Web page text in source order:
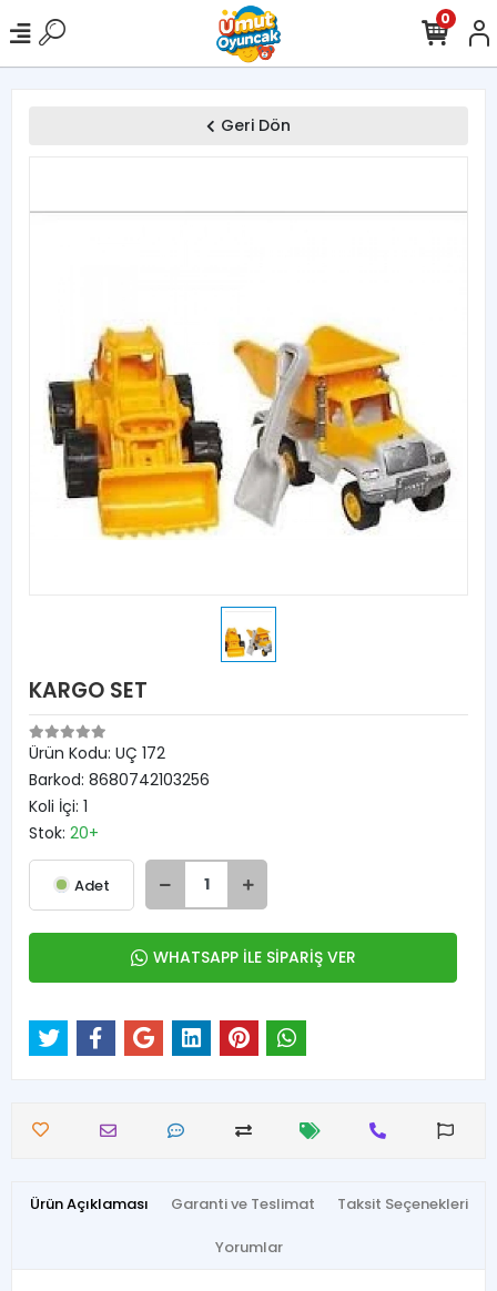
0
Geri Dön
KARGO SET
Ürün Kodu: UÇ 172
Barkod: 8680742103256
Koli İçi: 1
Stok: 20+
Adet
WHATSAPP İLE SİPARİŞ VER
Ürün Açıklaması Garanti ve Teslimat Taksit Seçenekleri
Yorumlar